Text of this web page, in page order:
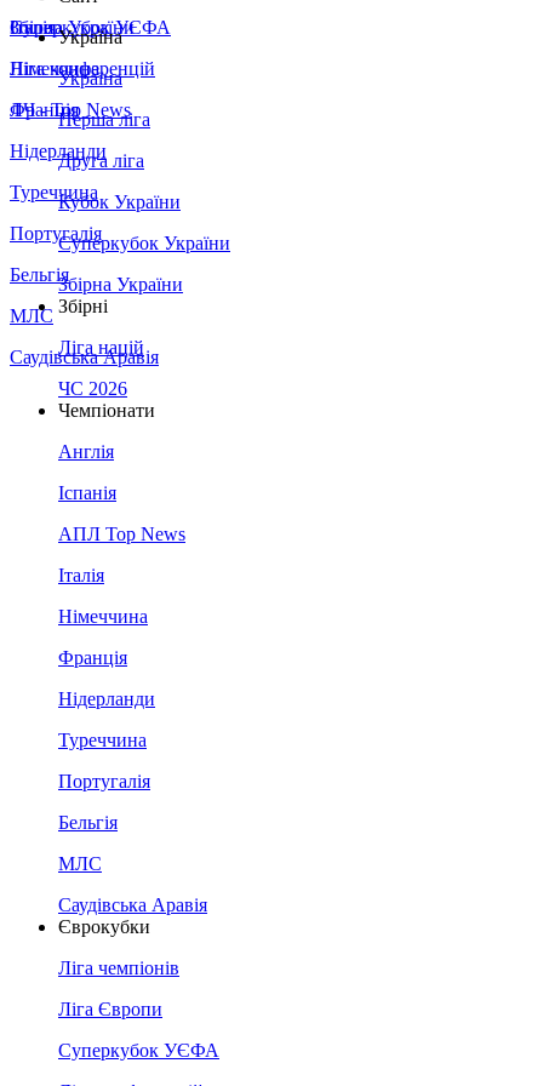
Збірна України
Італія
Німеччина
Франція
Нідерланди
Туреччина
Португалія
Бельгія
МЛС
Саудівська Аравія
Суперкубок УЄФА
Ліга конференцій
ЛЧ - Top News
Україна
Україна
Перша ліга
Друга ліга
Кубок України
Суперкубок України
Збірна України
Збірні
Ліга націй
ЧС 2026
Чемпіонати
Англія
Іспанія
АПЛ Top News
Італія
Німеччина
Франція
Нідерланди
Туреччина
Португалія
Бельгія
МЛС
Саудівська Аравія
Єврокубки
Ліга чемпіонів
Ліга Європи
Суперкубок УЄФА